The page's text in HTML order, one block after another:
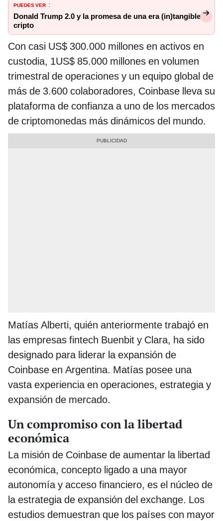
PUEDES VER :
Donald Trump 2.0 y la promesa de una era (in)tangible
cripto
Con casi US$ 300.000 millones en activos en
custodia, 1US$ 85.000 millones en volumen
trimestral de operaciones y un equipo global de
más de 3.600 colaboradores, Coinbase lleva su
plataforma de confianza a uno de los mercados
de criptomonedas más dinámicos del mundo.
Matías Alberti, quién anteriormente trabajó en
las empresas fintech Buenbit y Clara, ha sido
designado para liderar la expansión de
Coinbase en Argentina. Matías posee una
vasta experiencia en operaciones, estrategia y
expansión de mercado.
Un compromiso con la libertad
económica
La misión de Coinbase de aumentar la libertad
económica, concepto ligado a una mayor
autonomía y acceso financiero, es el núcleo de
la estrategia de expansión del exchange. Los
estudios demuestran que los países con mayor